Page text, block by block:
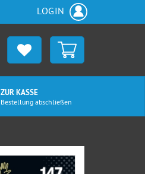
LOGIN
ZUR KASSE
Bestellung abschließen